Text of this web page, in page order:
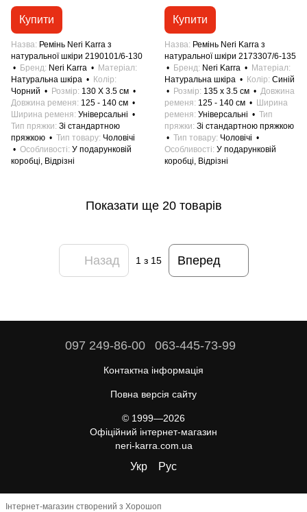
Купити
Назва Ремінь Neri Karra з
натуральної шкіри 2190101/6-130
Бренд Neri Karra
Матеріал
Натуральна шкіра
Колір
Чорний
Розмір 130 X 3.5 см
Довжина ременя 125 - 140 см
Ширина ременя Універсальні
Тип пряжки Зі стандартною
пряжкою
Тип товару Чоловічі
Особливості У подарунковій
коробці, Відрізні
Купити
Назва Ремінь Neri Karra з
натуральної шкіри 2173307/6-135
Бренд Neri Karra
Матеріал
Натуральна шкіра
Колір Синій
Розмір 135 x 3.5 см
Довжина
ременя 125 - 140 см
Ширина
ременя Універсальні
Тип
пряжки Зі стандартною пряжкою
Тип товару Чоловічі
Особливості У подарунковій
коробці, Відрізні
Показати ще 20 товарів
Назад 1 з 15 Вперед
097 249-86-00 063-445-73-99
Контактна інформація
Повна версія сайту
© 1999—2026
Офіційний інтернет-магазин
neri-karra.com.ua
Укр Рус
Інтернет-магазин створений з Хорошоп